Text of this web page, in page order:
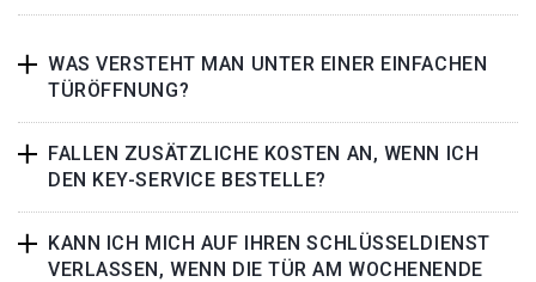
WAS VERSTEHT MAN UNTER EINER EINFACHEN
TÜRÖFFNUNG?
FALLEN ZUSÄTZLICHE KOSTEN AN, WENN ICH
DEN KEY-SERVICE BESTELLE?
KANN ICH MICH AUF IHREN SCHLÜSSELDIENST
VERLASSEN, WENN DIE TÜR AM WOCHENENDE